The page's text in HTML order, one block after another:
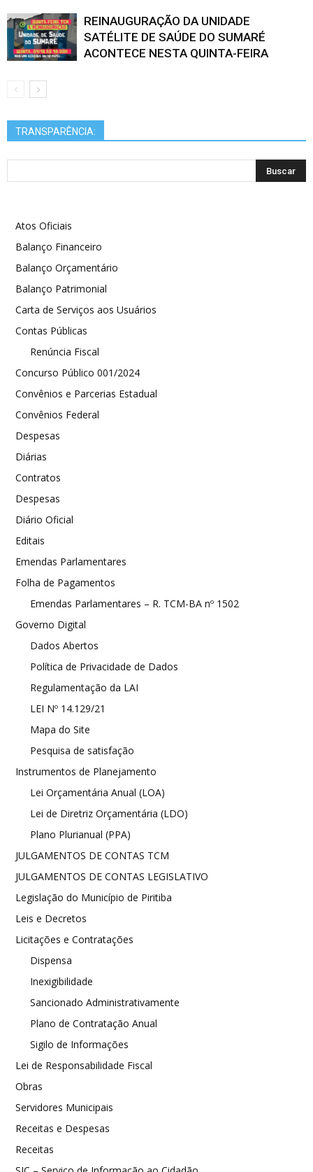
REINAUGURAÇÃO DA UNIDADE
SATÉLITE DE SAÚDE DO SUMARÉ
ACONTECE NESTA QUINTA-FEIRA
TRANSPARÊNCIA:
Atos Oficiais
Balanço Financeiro
Balanço Orçamentário
Balanço Patrimonial
Carta de Serviços aos Usuários
Contas Públicas
Renúncia Fiscal
Concurso Público 001/2024
Convênios e Parcerias Estadual
Convênios Federal
Despesas
Diárias
Contratos
Despesas
Diário Oficial
Editais
Emendas Parlamentares
Folha de Pagamentos
Emendas Parlamentares – R. TCM-BA nº 1502
Governo Digital
Dados Abertos
Política de Privacidade de Dados
Regulamentação da LAI
LEI Nº 14.129/21
Mapa do Site
Pesquisa de satisfação
Instrumentos de Planejamento
Lei Orçamentária Anual (LOA)
Lei de Diretriz Orçamentária (LDO)
Plano Plurianual (PPA)
JULGAMENTOS DE CONTAS TCM
JULGAMENTOS DE CONTAS LEGISLATIVO
Legislação do Município de Piritiba
Leis e Decretos
Licitações e Contratações
Dispensa
Inexigibilidade
Sancionado Administrativamente
Plano de Contratação Anual
Sigilo de Informações
Lei de Responsabilidade Fiscal
Obras
Servidores Municipais
Receitas e Despesas
Receitas